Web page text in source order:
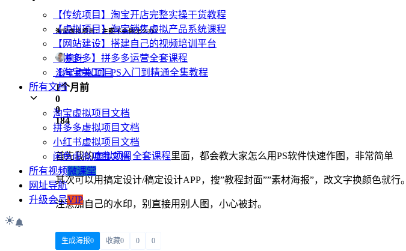
【传统项目】淘宝开店完整实操干货教程
【虚拟项目】淘宝销售虚拟产品系统课程
【网站建设】搭建自己的视频培训平台
【拼多多】拼多多运营全套课程
【淘宝美工】PS入门到精通全集教程
所有文档
淘宝虚拟项目文档
拼多多虚拟项目文档
小红书虚拟项目文档
闲鱼虚拟项目文档
所有视频微课堂
网址导航
升级会员VIP
淘宝虚拟项目：主图不会做怎么办？
枫叶
淘宝虚拟项目
1个月前
0
0
184
首先我的虚拟项目全套课程里面，都会教大家怎么用PS软件快速作图，非常简单
其次可以用搞定设计/稿定设计APP，搜”教程封面””素材海报”，改文字换颜色就行。
注意加自己的水印，别直接用别人图，小心被封。
生成海报0 收藏0 0 0